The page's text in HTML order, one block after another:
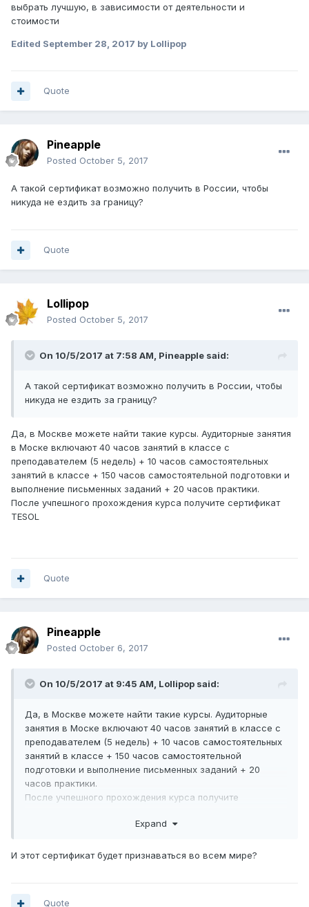
выбрать лучшую, в зависимости от деятельности и
стоимости
Edited September 28, 2017 by Lollipop
Quote
Pineapple
Posted October 5, 2017
А такой сертификат возможно получить в России, чтобы
никуда не ездить за границу?
Quote
Lollipop
Posted October 5, 2017
On 10/5/2017 at 7:58 AM, Pineapple said:
А такой сертификат возможно получить в России, чтобы
никуда не ездить за границу?
Да, в Москве можете найти такие курсы. Аудиторные занятия
в Моске включают 40 часов занятий в классе с
преподавателем (5 недель) + 10 часов самостоятельных
занятий в классе + 150 часов самостоятельной подготовки и
выполнение письменных заданий + 20 часов практики.
После учпешного прохождения курса получите сертификат
TESOL
Quote
Pineapple
Posted October 6, 2017
On 10/5/2017 at 9:45 AM, Lollipop said:
Да, в Москве можете найти такие курсы. Аудиторные
занятия в Моске включают 40 часов занятий в классе с
преподавателем (5 недель) + 10 часов самостоятельных
занятий в классе + 150 часов самостоятельной
подготовки и выполнение письменных заданий + 20
часов практики.
После учпешного прохождения курса получите
Expand
И этот сертификат будет признаваться во всем мире?
Quote